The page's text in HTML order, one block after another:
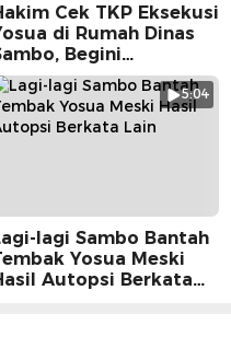
Cek TKP Eksekusi
di Rumah Dinas
Begini
5:04
lagi Sambo Bantah
Yosua Meski
Autopsi Berkata